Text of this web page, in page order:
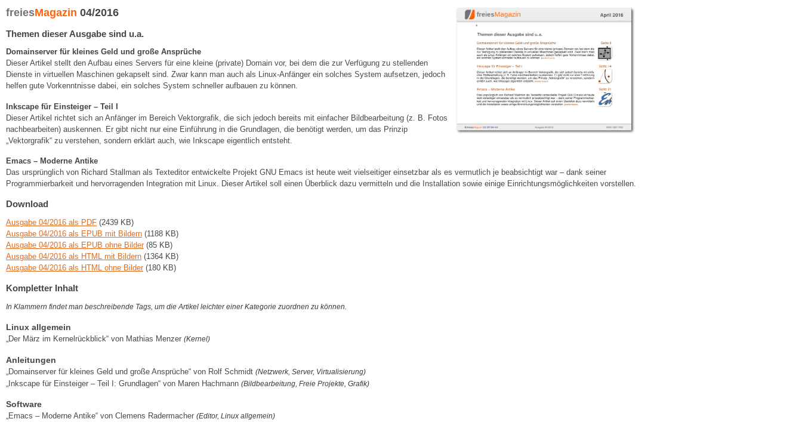
freiesMagazin 04/2016
Themen dieser Ausgabe sind u.a.
Domainserver für kleines Geld und große Ansprüche
Dieser Artikel stellt den Aufbau eines Servers für eine kleine (private) Domain vor, bei dem die zur Verfügung zu stellenden
Dienste in virtuellen Maschinen gekapselt sind. Zwar kann man auch als Linux-Anfänger ein solches System aufsetzen, jedoch
helfen gute Vorkenntnisse dabei, ein solches System schneller aufbauen zu können.
Inkscape für Einsteiger – Teil I
Dieser Artikel richtet sich an Anfänger im Bereich Vektorgrafik, die sich jedoch bereits mit einfacher Bildbearbeitung (z. B. Fotos
nachbearbeiten) auskennen. Er gibt nicht nur eine Einführung in die Grundlagen, die benötigt werden, um das Prinzip
„Vektorgrafik“ zu verstehen, sondern erklärt auch, wie Inkscape eigentlich entsteht.
Emacs – Moderne Antike
Das ursprünglich von Richard Stallman als Texteditor entwickelte Projekt GNU Emacs ist heute weit vielseitiger einsetzbar als es vermutlich je beabsichtigt war – dank seiner
Programmierbarkeit und hervorragenden Integration mit Linux. Dieser Artikel soll einen Überblick dazu vermitteln und die Installation sowie einige Einrichtungsmöglichkeiten vorstellen.
Download
Ausgabe 04/2016 als PDF (2439 KB)
Ausgabe 04/2016 als EPUB mit Bildern (1188 KB)
Ausgabe 04/2016 als EPUB ohne Bilder(85 KB)
Ausgabe 04/2016 als HTML mit Bildern (1364 KB)
Ausgabe 04/2016 als HTML ohne Bilder(180 KB)
Kompletter Inhalt
In Klammern findet man beschreibende Tags, um die Artikel leichter einer Kategorie zuordnen zu können.
Linux allgemein
„Der März im Kernelrückblick“ von Mathias Menzer (Kernel)
Anleitungen
„Domainserver für kleines Geld und große Ansprüche“ von Rolf Schmidt (Netzwerk, Server, Virtualisierung)
„Inkscape für Einsteiger – Teil I: Grundlagen“ von Maren Hachmann (Bildbearbeitung, Freie Projekte, Grafik)
Software
„Emacs – Moderne Antike“ von Clemens Radermacher (Editor, Linux allgemein)